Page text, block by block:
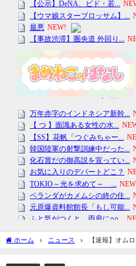
ホーム ニュース
【速報】オム
ショックが発生しない可能性